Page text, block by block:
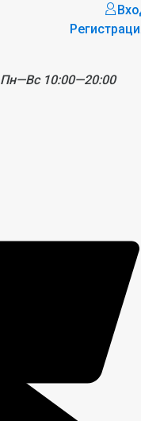
Пн—Вс 10:00—20:00